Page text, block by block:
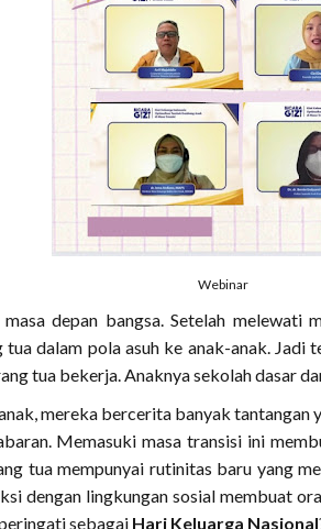
Webinar
depan bangsa. Setelah melewati
dalam pola asuh ke anak-anak. Jadi
tua bekerja. Anaknya sekolah dasar
mereka bercerita banyak tantangan
Memasuki masa transisi ini
tua mempunyai rutinitas baru yang
dengan lingkungan sosial membuat
sebagai Hari Keluarga Nasional